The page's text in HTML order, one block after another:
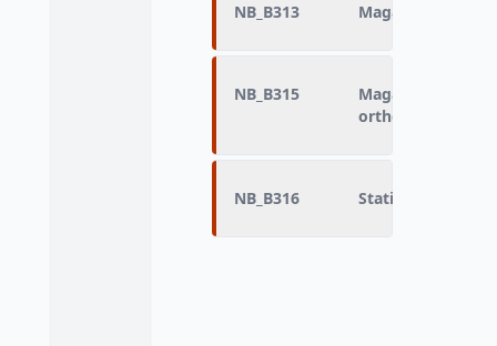
NB_B313 Magasin
NB_B315
Magasin de
orthopédique
NB_B316 Station-service